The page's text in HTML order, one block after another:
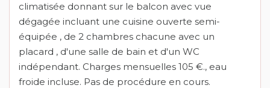
climatisée donnant sur le balcon avec vue
dégagée incluant une cuisine ouverte semi-
équipée , de 2 chambres chacune avec un
placard , d'une salle de bain et d'un WC
indépendant. Charges mensuelles 105 €., eau
froide incluse. Pas de procédure en cours.